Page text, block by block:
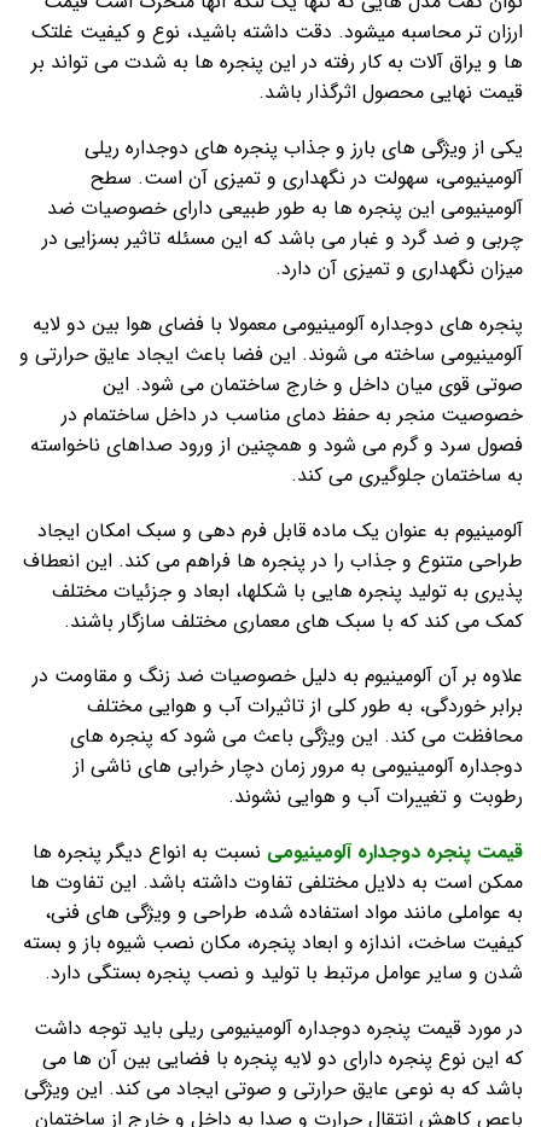
ارزان تر محاسبه میشود. دقت داشته باشید، نوع و کیفیت غلتک
ها و یراق آلات به کار رفته در این پنجره ها به شدت می تواند بر
قیمت نهایی محصول اثرگذار باشد.
یکی از ویژگی های بارز و جذاب پنجره های دوجداره ریلی
آلومینیومی، سهولت در نگهداری و تمیزی آن است. سطح
آلومینیومی این پنجره ها به طور طبیعی دارای خصوصیات ضد
چربی و ضد گرد و غبار می باشد که این مسئله تاثیر بسزایی در
میزان نگهداری و تمیزی آن دارد.
پنجره های دوجداره آلومینیومی معمولا با فضای هوا بین دو لایه
آلومینیومی ساخته می شوند. این فضا باعث ایجاد عایق حرارتی و
صوتی قوی میان داخل و خارج ساختمان می شود. این
خصوصیت منجر به حفظ دمای مناسب در داخل ساختمام در
فصول سرد و گرم می شود و همچنین از ورود صداهای ناخواسته
به ساختمان جلوگیری می کند.
آلومینیوم به عنوان یک ماده قابل فرم دهی و سبک امکان ایجاد
طراحی متنوع و جذاب را در پنجره ها فراهم می کند. این انعطاف
پذیری به تولید پنجره هایی با شکلها، ابعاد و جزئیات مختلف
کمک می کند که با سبک های معماری مختلف سازگار باشند.
علاوه بر آن آلومینیوم به دلیل خصوصیات ضد زنگ و مقاومت در
برابر خوردگی، به طور کلی از تاثیرات آب و هوایی مختلف
محافظت می کند. این ویژگی باعث می شود که پنجره های
دوجداره آلومینیومی به مرور زمان دچار خرابی های ناشی از
رطوبت و تغییرات آب و هوایی نشوند.
قیمت پنجره دوجداره آلومینیومی نسبت به انواع دیگر پنجره ها
ممکن است به دلایل مختلفی تفاوت داشته باشد. این تفاوت ها
به عواملی مانند مواد استفاده شده، طراحی و ویژگی های فنی،
کیفیت ساخت، اندازه و ابعاد پنجره، مکان نصب شیوه باز و بسته
شدن و سایر عوامل مرتبط با تولید و نصب پنجره بستگی دارد.
در مورد قیمت پنجره دوجداره آلومینیومی ریلی باید توجه داشت
که این نوع پنجره دارای دو لایه پنجره با فضایی بین آن ها می
باشد که به نوعی عایق حرارتی و صوتی ایجاد می کند. این ویژگی
باعص کاهش انتقال حرارت و صدا به داخل و خارج از ساختمان